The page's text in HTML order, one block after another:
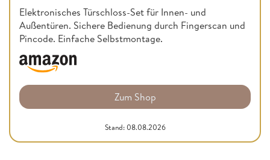
Elektronisches Türschloss-Set für Innen- und
Außentüren. Sichere Bedienung durch Fingerscan und
Pincode. Einfache Selbstmontage.
Zum Shop
Stand: 08.08.2026